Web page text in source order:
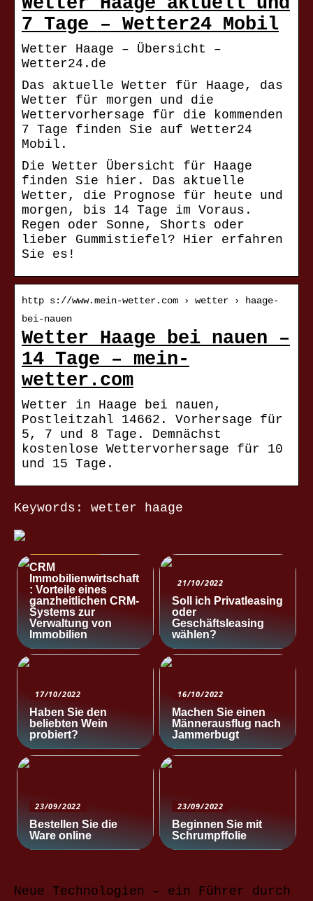
7 Tage – Wetter24 Mobil
Wetter Haage – Übersicht –
Wetter24.de
Das aktuelle Wetter für Haage, das
Wetter für morgen und die
Wettervorhersage für die kommenden
7 Tage finden Sie auf Wetter24
Mobil.
Die Wetter Übersicht für Haage
finden Sie hier. Das aktuelle
Wetter, die Prognose für heute und
morgen, bis 14 Tage im Voraus.
Regen oder Sonne, Shorts oder
lieber Gummistiefel? Hier erfahren
Sie es!
http s://www.mein-wetter.com › wetter › haage-
bei-nauen
Wetter Haage bei nauen –
14 Tage – mein-
wetter.com
Wetter in Haage bei nauen,
Postleitzahl 14662. Vorhersage für
5, 7 und 8 Tage. Demnächst
kostenlose Wettervorhersage für 10
und 15 Tage.
Keywords: wetter haage
CRM
Immobilienwirtschaft
: Vorteile eines
ganzheitlichen CRM-
Systems zur
Verwaltung von
Immobilien
21/10/2022
Soll ich Privatleasing
oder
Geschäftsleasing
wählen?
17/10/2022
Haben Sie den
beliebten Wein
probiert?
16/10/2022
Machen Sie einen
Männerausflug nach
Jammerbugt
23/09/2022
Bestellen Sie die
Ware online
23/09/2022
Beginnen Sie mit
Schrumpffolie
Neue Technologien – ein Führer durch